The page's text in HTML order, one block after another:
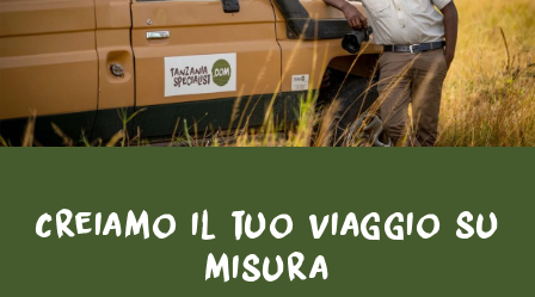
Creiamo il tuo viaggio su
misura